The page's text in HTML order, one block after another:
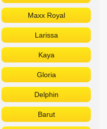
Maxx Royal
Larissa
Kaya
Gloria
Delphin
Barut